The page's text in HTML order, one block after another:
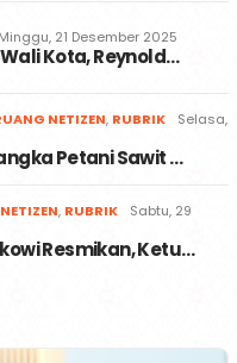
Minggu, 21 Desember 2025
Kota, Reynold…
NETIZEN, RUBRIK
Selasa,
Petani Sawit …
, RUBRIK
Sabtu, 29
Resmikan, Ketu…